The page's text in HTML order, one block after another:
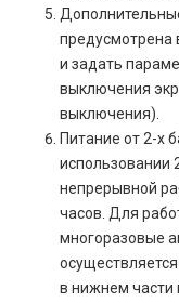
предусмотрена
и задать
выключения
выключения).
Питание от 2-х
использовании
непрерывной
часов. Для
многоразовые
в нижнем части